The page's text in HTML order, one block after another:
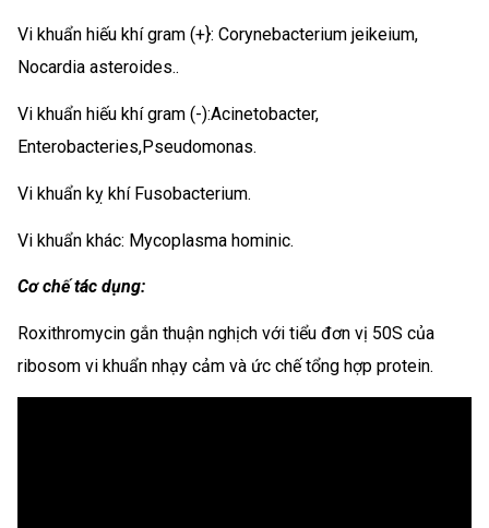
Vi khuẩn hiếu khí gram (+}: Corynebacterium jeikeium,
Nocardia asteroides..
Vi khuẩn hiếu khí gram (-):Acinetobacter,
Enterobacteries,Pseudomonas.
Vi khuẩn kỵ khí Fusobacterium.
Vi khuẩn khác: Mycoplasma hominic.
Cơ chế tác dụng:
Roxithromycin gắn thuận nghịch với tiểu đơn vị 50S của
ribosom vi khuẩn nhạy cảm và ức chế tổng hợp protein.